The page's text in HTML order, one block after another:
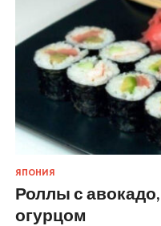
ЯПОНИЯ
Роллы с
огурцом